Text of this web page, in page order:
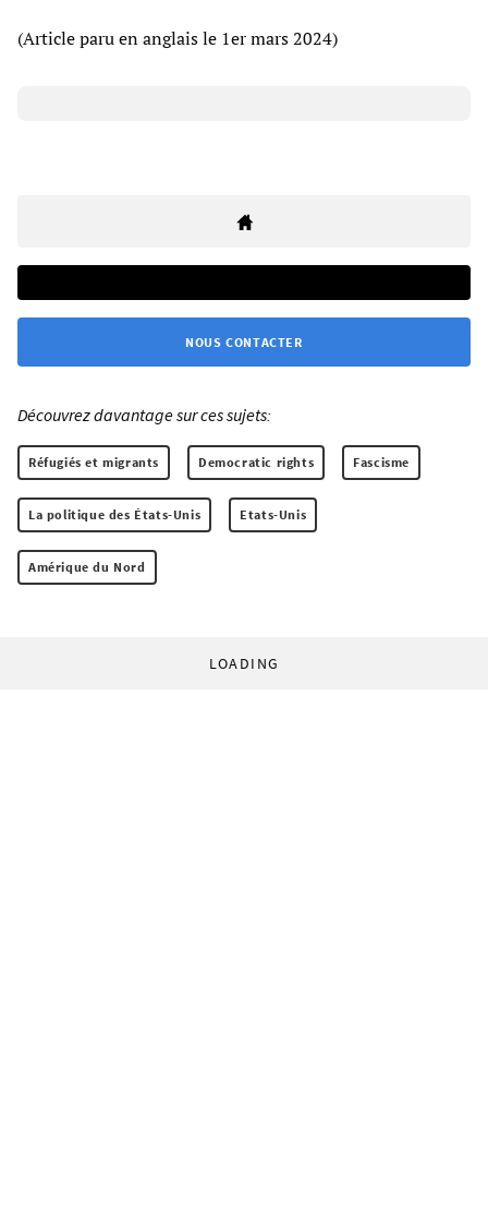
(Article paru en anglais le 1er mars 2024)
NOUS CONTACTER
Découvrez davantage sur ces sujets:
Réfugiés et migrants Democratic rights Fascisme
La politique des États-Unis Etats-Unis
Amérique du Nord
LOADING